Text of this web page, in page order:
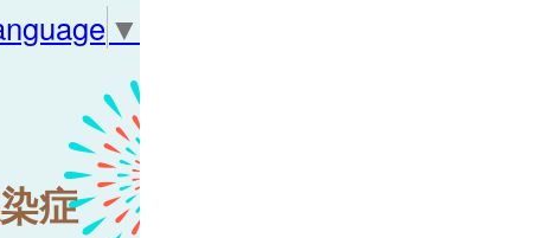
▼
症